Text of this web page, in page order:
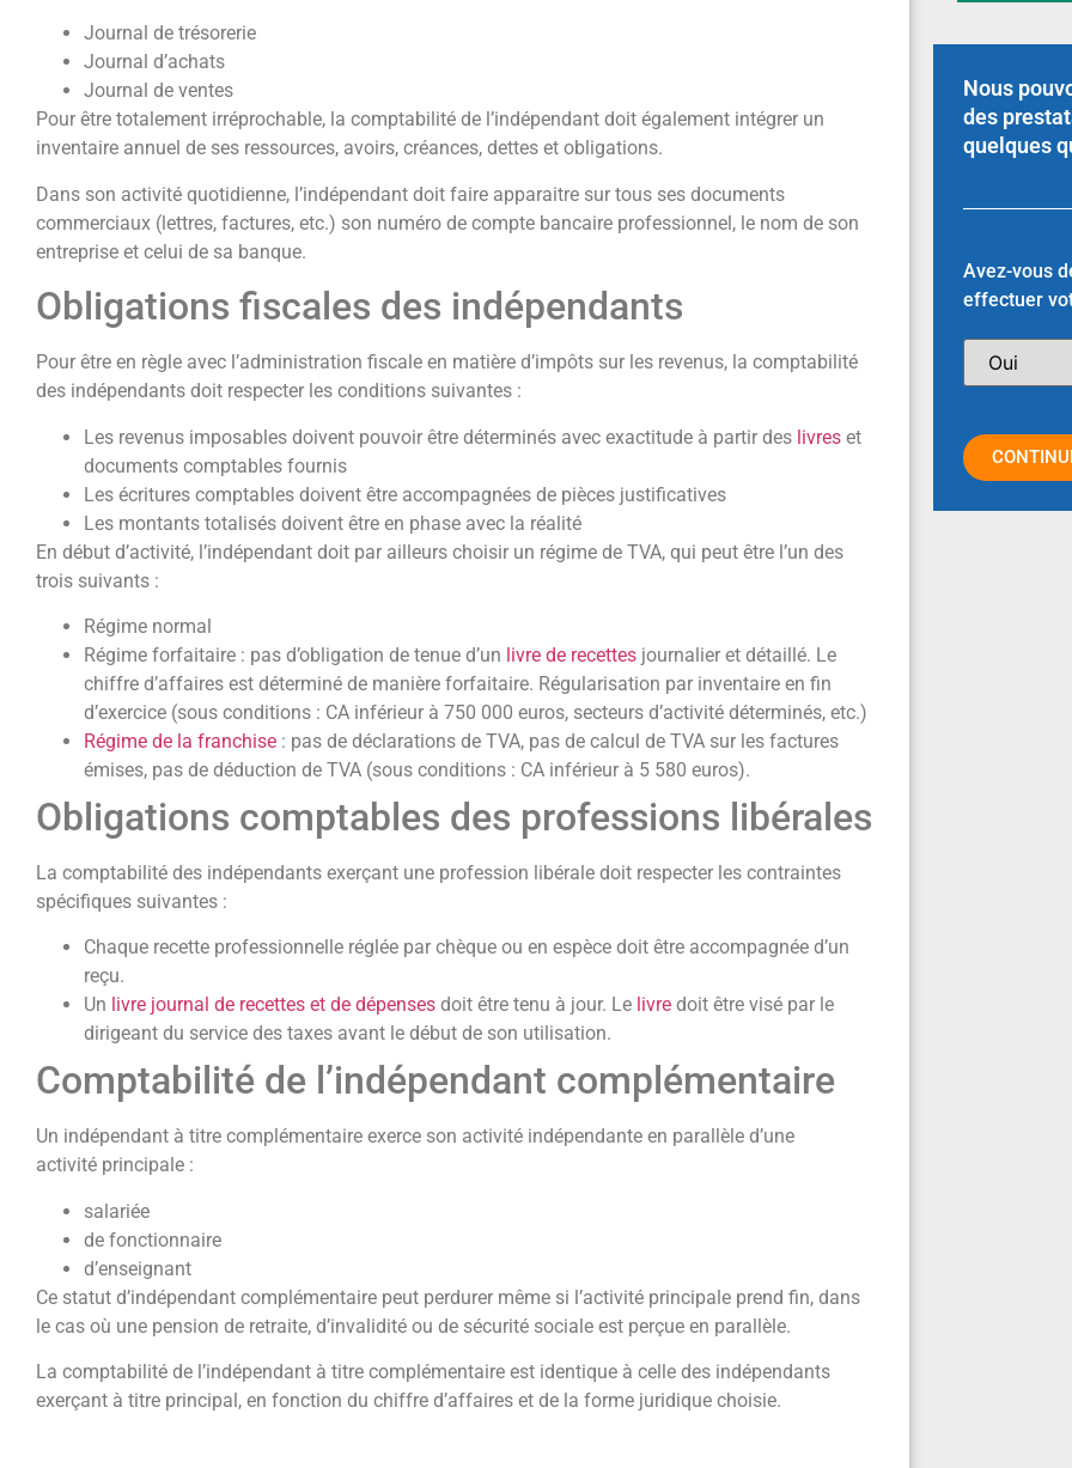
Journal de trésorerie
Journal d’achats
Journal de ventes
Pour être totalement irréprochable, la comptabilité de l’indépendant doit également intégrer un
inventaire annuel de ses ressources, avoirs, créances, dettes et obligations.
Dans son activité quotidienne, l’indépendant doit faire apparaitre sur tous ses documents
commerciaux (lettres, factures, etc.) son numéro de compte bancaire professionnel, le nom de son
entreprise et celui de sa banque.
Obligations fiscales des indépendants
Pour être en règle avec l’administration fiscale en matière d’impôts sur les revenus, la comptabilité
des indépendants doit respecter les conditions suivantes :
Les revenus imposables doivent pouvoir être déterminés avec exactitude à partir des livres et
documents comptables fournis
Les écritures comptables doivent être accompagnées de pièces justificatives
Les montants totalisés doivent être en phase avec la réalité
En début d’activité, l’indépendant doit par ailleurs choisir un régime de TVA, qui peut être l’un des
trois suivants :
Régime normal
Régime forfaitaire : pas d’obligation de tenue d’un livre de recettes journalier et détaillé. Le
chiffre d’affaires est déterminé de manière forfaitaire. Régularisation par inventaire en fin
d’exercice (sous conditions : CA inférieur à 750 000 euros, secteurs d’activité déterminés, etc.)
Régime de la franchise : pas de déclarations de TVA, pas de calcul de TVA sur les factures
émises, pas de déduction de TVA (sous conditions : CA inférieur à 5 580 euros).
Obligations comptables des professions libérales
La comptabilité des indépendants exerçant une profession libérale doit respecter les contraintes
spécifiques suivantes :
Chaque recette professionnelle réglée par chèque ou en espèce doit être accompagnée d’un
reçu.
Un livre journal de recettes et de dépenses doit être tenu à jour. Le livre doit être visé par le
dirigeant du service des taxes avant le début de son utilisation.
Comptabilité de l’indépendant complémentaire
Un indépendant à titre complémentaire exerce son activité indépendante en parallèle d’une
activité principale :
salariée
de fonctionnaire
d’enseignant
Ce statut d’indépendant complémentaire peut perdurer même si l’activité principale prend fin, dans
le cas où une pension de retraite, d’invalidité ou de sécurité sociale est perçue en parallèle.
La comptabilité de l’indépendant à titre complémentaire est identique à celle des indépendants
exerçant à titre principal, en fonction du chiffre d’affaires et de la forme juridique choisie.
Nous
des
quelques
Avez-vous
effectuer